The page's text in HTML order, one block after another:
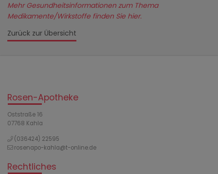
Zurück zur Übersicht
Mehr Gesundheitsinformationen zum Thema
Medikamente/Wirkstoffe finden Sie hier.
Rosen-Apotheke
Oststraße 16
07768 Kahla
(036424) 22595
rosenapo-kahla@t-online.de
Rechtliches